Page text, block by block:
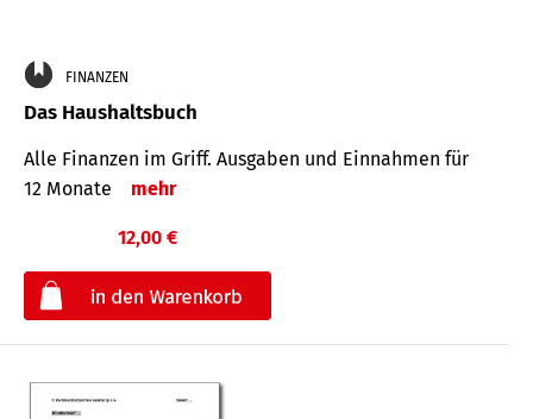
FINANZEN
Das Haushaltsbuch
Alle Finanzen im Griff. Aus­gaben und Ein­nahmen für
12 Monate
mehr
12,00 €